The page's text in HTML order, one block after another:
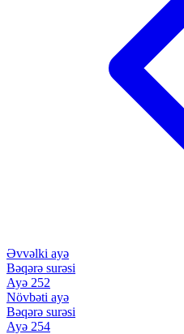
Əvvəlki ayə
Bəqərə surəsi
Ayə 252
Növbəti ayə
Bəqərə surəsi
Ayə 254